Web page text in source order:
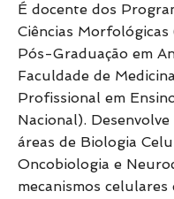
É docente dos
Ciências
Pós-Graduação em
Faculdade de
Profissional em
Nacional).
áreas de Biologia
Oncobiologia e
mecanismos